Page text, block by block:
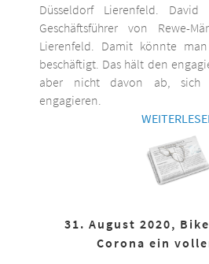
Düsseldorf Lierenfeld.
Geschäftsführer von Rewe-
Lierenfeld. Damit könnte
beschäftigt. Das hält den
aber nicht davon ab, sich
engagieren.
31. August 2020,
Corona ein